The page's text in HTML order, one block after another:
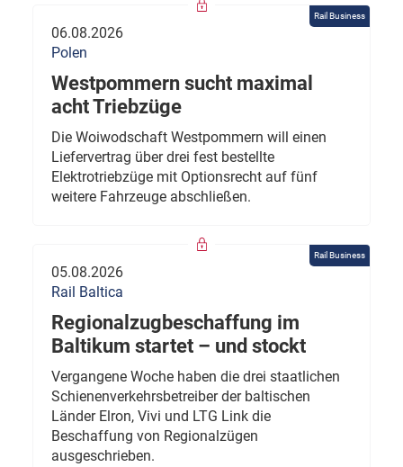
Rail Business
06.08.2026
Polen
Westpommern sucht maximal
acht Triebzüge
Die Woiwodschaft Westpommern will einen
Liefervertrag über drei fest bestellte
Elektrotriebzüge mit Optionsrecht auf fünf
weitere Fahrzeuge abschließen.
Rail Business
05.08.2026
Rail Baltica
Regionalzugbeschaffung im
Baltikum startet – und stockt
Vergangene Woche haben die drei staatlichen
Schienenverkehrsbetreiber der baltischen
Länder Elron, Vivi und LTG Link die
Beschaffung von Regionalzügen
ausgeschrieben.